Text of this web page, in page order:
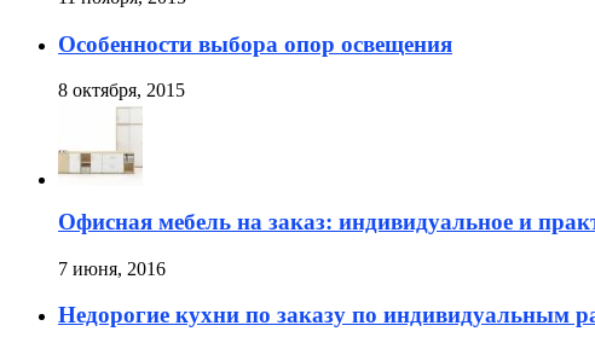
Особенности выбора опор освещения
8 октября, 2015
Офисная мебель на заказ: индивидуальное и
7 июня, 2016
Недорогие кухни по заказу по индивидуальным